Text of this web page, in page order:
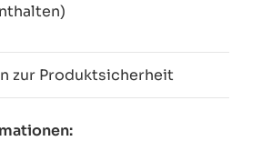
zur Produktsicherheit